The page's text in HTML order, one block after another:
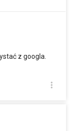
z googla.